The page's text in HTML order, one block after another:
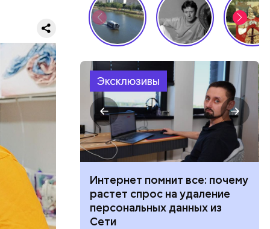
Эксклюзивы
какой
на
Интернет помнит все: почему
растет спрос на удаление
персональных данных из
Сети